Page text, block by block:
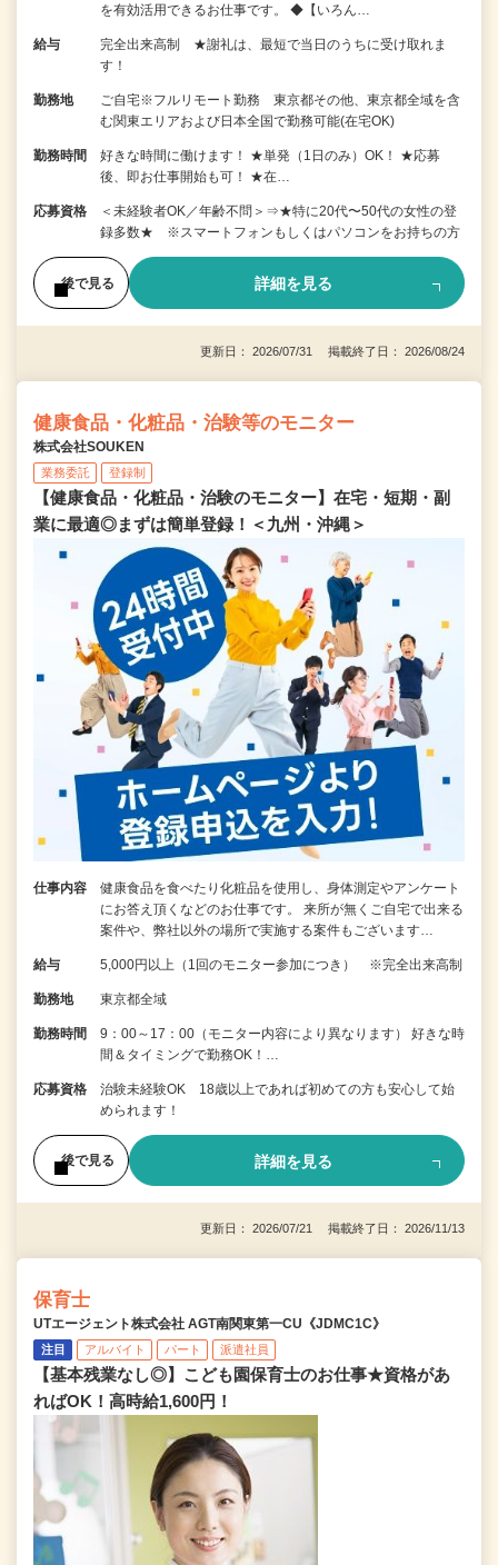
を有効活用できるお仕事です。 ◆【いろん…
給与
完全出来高制 ★謝礼は、最短で当日のうちに受け取れま
す！
勤務地
ご自宅※フルリモート勤務 東京都その他、東京都全域を含
む関東エリアおよび日本全国で勤務可能(在宅OK)
勤務時間
好きな時間に働けます！ ★単発（1日のみ）OK！ ★応募
後、即お仕事開始も可！ ★在…
応募資格
＜未経験者OK／年齢不問＞⇒★特に20代〜50代の女性の登
録多数★ ※スマートフォンもしくはパソコンをお持ちの方
後で見る 詳細を見る
更新日： 2026/07/31 掲載終了日： 2026/08/24
健康食品・化粧品・治験等のモニター
株式会社SOUKEN
業務委託 登録制
【健康食品・化粧品・治験のモニター】在宅・短期・副
業に最適◎まずは簡単登録！＜九州・沖縄＞
仕事内容
健康食品を食べたり化粧品を使用し、身体測定やアンケート
にお答え頂くなどのお仕事です。 来所が無くご自宅で出来る
案件や、弊社以外の場所で実施する案件もございます…
給与 5,000円以上（1回のモニター参加につき） ※完全出来高制
勤務地 東京都全域
勤務時間
9：00～17：00（モニター内容により異なります） 好きな時
間＆タイミングで勤務OK！…
応募資格
治験未経験OK 18歳以上であれば初めての方も安心して始
められます！
後で見る 詳細を見る
更新日： 2026/07/21 掲載終了日： 2026/11/13
保育士
UTエージェント株式会社 AGT南関東第一CU《JDMC1C》
注目 アルバイト パート 派遣社員
【基本残業なし◎】こども園保育士のお仕事★資格があ
ればOK！高時給1,600円！